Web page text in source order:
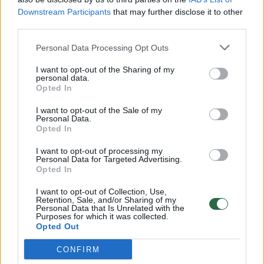
Downstream Participants that may further disclose it to other
Personal Data Processing Opt Outs
I want to opt-out of the Sharing of my
personal data.
Opted In
I want to opt-out of the Sale of my
Personal Data.
Opted In
I want to opt-out of processing my
Personal Data for Targeted Advertising.
Opted In
I want to opt-out of Collection, Use,
Retention, Sale, and/or Sharing of my
Personal Data that Is Unrelated with the
Purposes for which it was collected.
Opted Out
CONFIRM
vaiko gyvybių išgelbėti nepavyko
Žinios | Lietuvos diena
00:00:57
Savaitės vidurys nusimato karštas: temperatūra kils iki
32 laipsnių šilumos
Žinios | Orai
Nufilmavo, kaip patvino Vilniaus Vakarinis aplinkkelis:
vaizdas pribloškia
Žinios | Lietuvos diena
Visi įrašai